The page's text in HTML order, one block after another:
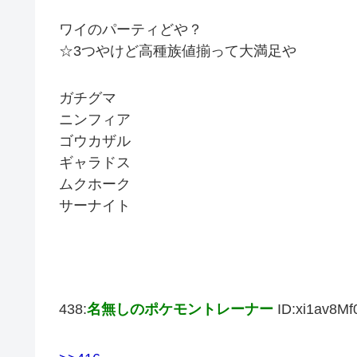
ワイのパーティどや？
☆3つやけど高種族値揃って大満足や
ガチグマ
ニンフィア
ゴウカザル
ギャラドス
ムクホーク
サーナイト
438:名無しのポケモントレーナー